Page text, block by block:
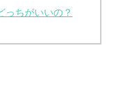
っちがいいの？